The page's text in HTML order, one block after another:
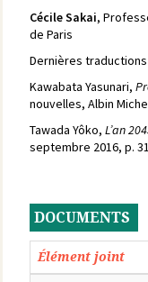
Cécile Sakai,
de Paris
Dernières traductions
Kawabata Yasunari,
nouvelles, Albin
Tawada Yôko, L’an
septembre 2016, p.
DOCUMENTS
Élément joint